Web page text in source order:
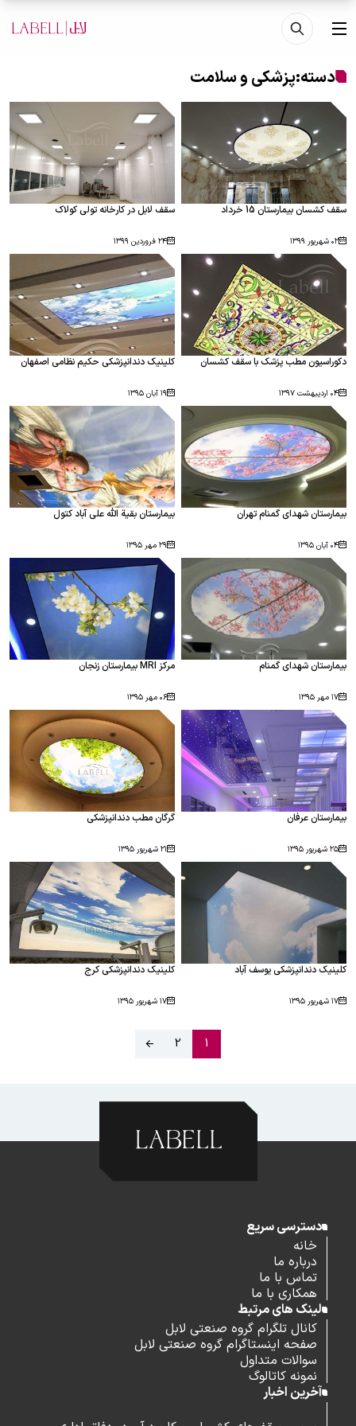
منو
دسته:پزشکی و سلامت
سقف کشسان بیمارستان 15 خرداد
۰۲ شهریور ۱۳۹۹
سقف لابل در کارخانه تولی کولاک
۲۴ فروردین ۱۳۹۹
دکوراسیون مطب پزشک با سقف کشسان
۰۴ اردیبهشت ۱۳۹۷
کلینیک دندانپزشکی حکیم نظامی اصفهان
۱۹ آبان ۱۳۹۵
بيمارستان شهدای گمنام تهران
۰۴ آبان ۱۳۹۵
بيمارستان بقية الله علی آباد کتول
۲۹ مهر ۱۳۹۵
بيمارستان شهدای گمنام
۱۷ مهر ۱۳۹۵
مرکز MRI بیمارستان زنجان
۰۶ مهر ۱۳۹۵
بیمارستان عرفان
۲۵ شهریور ۱۳۹۵
گرگان مطب دندانپزشكی
۲۱ شهریور ۱۳۹۵
کلینیک دندانپزشکی یوسف آباد
۱۷ شهریور ۱۳۹۵
کلینیک دندانپزشکی کرج
۱۷ شهریور ۱۳۹۵
1
2
دسترسی سریع
خانه
درباره ما
تماس با ما
همکاری با ما
لینک های مرتبط
کانال تلگرام گروه صنعتی لابل
صفحه اینستاگرام گروه صنعتی لابل
سوالات متداول
نمونه کاتالوگ
آخرین اخبار